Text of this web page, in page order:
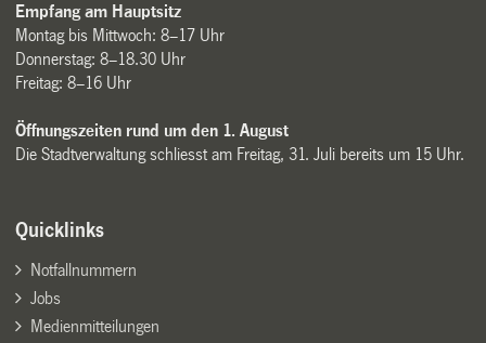
Empfang am Hauptsitz
Montag bis Mittwoch: 8–17 Uhr
Donnerstag: 8–18.30 Uhr
Freitag: 8–16 Uhr
Öffnungszeiten rund um den 1. August
Die Stadtverwaltung schliesst am Freitag, 31. Juli bereits um 15 Uhr.
Quicklinks
Notfallnummern
Jobs
Medienmitteilungen